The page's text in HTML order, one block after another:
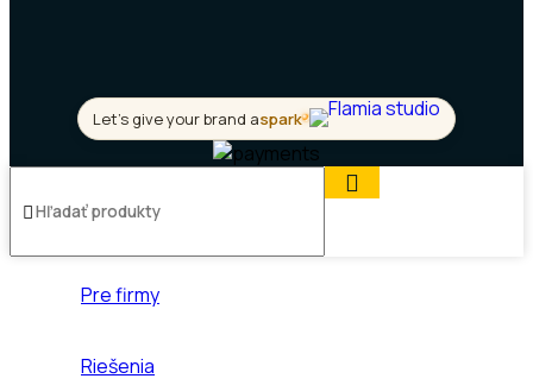
Let's give your brand aspark
Pre firmy
Riešenia